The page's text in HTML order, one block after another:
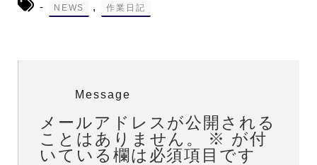
- NEWS , 作業日記
Message
メールアドレスが公開される
ことはありません。
※ が付
いている欄は必須項目です